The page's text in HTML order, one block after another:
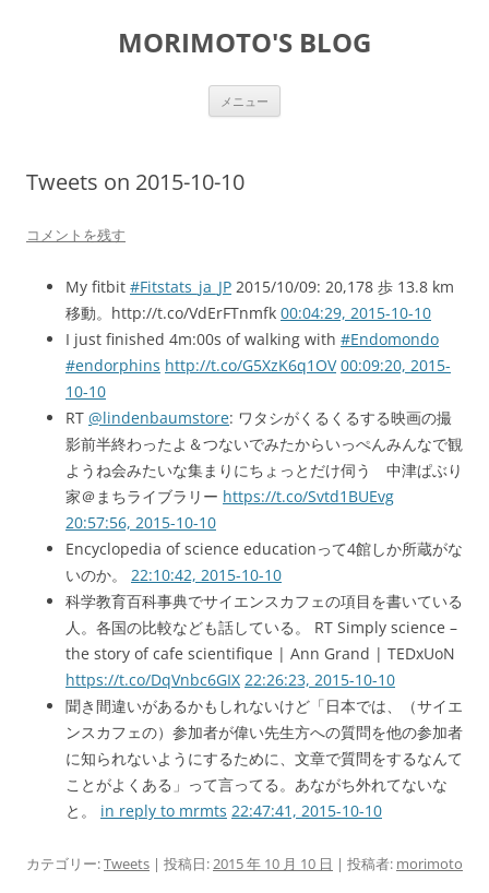
MORIMOTO'S BLOG
メニュー
Tweets on 2015-10-10
コメントを残す
My fitbit #Fitstats_ja_JP 2015/10/09: 20,178 歩 13.8 km
移動。http://t.co/VdErFTnmfk 00:04:29, 2015-10-10
I just finished 4m:00s of walking with #Endomondo
#endorphins http://t.co/G5XzK6q1OV 00:09:20, 2015-
10-10
RT @lindenbaumstore: ワタシがくるくるする映画の撮
影前半終わったよ＆つないでみたからいっぺんみんなで観
ようね会みたいな集まりにちょっとだけ伺う 中津ぱぶり
家＠まちライブラリー https://t.co/Svtd1BUEvg
20:57:56, 2015-10-10
Encyclopedia of science educationって4館しか所蔵がな
いのか。 22:10:42, 2015-10-10
科学教育百科事典でサイエンスカフェの項目を書いている
人。各国の比較なども話している。 RT Simply science –
the story of cafe scientifique | Ann Grand | TEDxUoN
https://t.co/DqVnbc6GIX 22:26:23, 2015-10-10
聞き間違いがあるかもしれないけど「日本では、（サイエ
ンスカフェの）参加者が偉い先生方への質問を他の参加者
に知られないようにするために、文章で質問をするなんて
ことがよくある」って言ってる。あながち外れてないな
と。 in reply to mrmts 22:47:41, 2015-10-10
カテゴリー:Tweets | 投稿日:2015 年 10 月 10 日 | 投稿者: morimoto